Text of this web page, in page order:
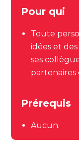
Pour qui
Toute
idées et
ses
partenaires
Prérequis
Aucun.